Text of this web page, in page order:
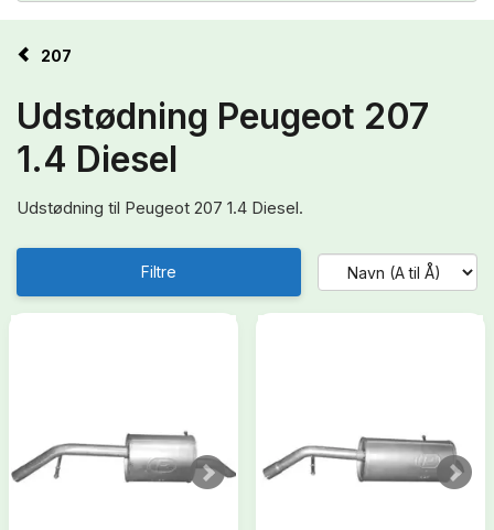
207
Udstødning Peugeot 207
1.4 Diesel
Udstødning til Peugeot 207 1.4 Diesel.
Filtre